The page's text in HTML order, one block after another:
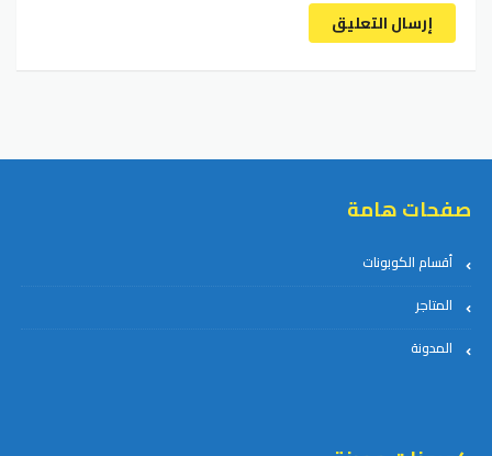
إرسال التعليق
صفحات هامة
أقسام الكوبونات
المتاجر
المدونة